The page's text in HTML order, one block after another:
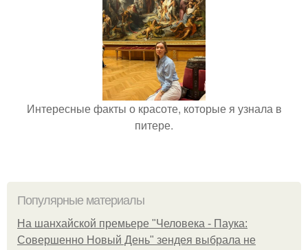
Интересные факты о красоте, которые я узнала в
питере.
Популярные материалы
На шанхайской премьере "Человека - Паука:
Совершенно Новый День" зендея выбрала не